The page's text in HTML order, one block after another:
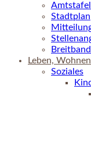
Amtstafel
Stadtplan
Leben,
Soziales